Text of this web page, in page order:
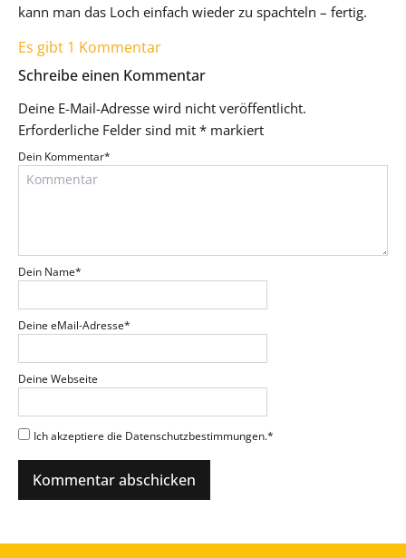
kann man das Loch einfach wieder zu spachteln – fertig.
Es gibt 1 Kommentar
Schreibe einen Kommentar
Deine E-Mail-Adresse wird nicht veröffentlicht.
Erforderliche Felder sind mit * markiert
Dein Kommentar*
Dein Name*
Deine eMail-Adresse*
Deine Webseite
Ich akzeptiere die Datenschutzbestimmungen.*